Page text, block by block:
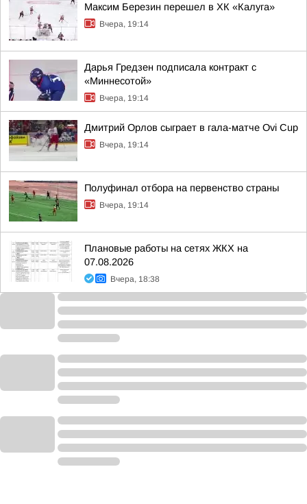
Максим Березин перешел в ХК «Калуга»
Вчера, 19:14
Дарья Гредзен подписала контракт с
«Миннесотой»
Вчера, 19:14
Дмитрий Орлов сыграет в гала-матче Ovi Cup
Вчера, 19:14
Полуфинал отбора на первенство страны
Вчера, 19:14
Плановые работы на сетях ЖКХ на
07.08.2026
Вчера, 18:38